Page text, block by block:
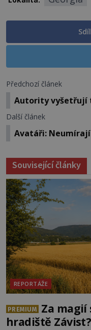
Předchozí článek
Autority vyšetřují
Další článek
Avatáři:
Související články
REPORTÁŽE
PREMIUM
Za magií
hradiště Závist?